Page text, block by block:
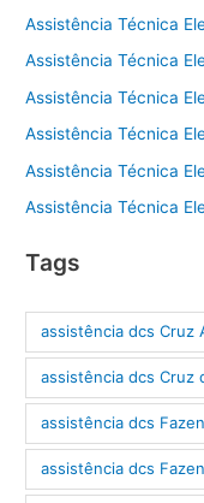
Assistência Técnica
Assistência Técnica
Assistência Técnica
Assistência Técnica
Assistência Técnica
Assistência Técnica
Tags
assistência dcs Cruz
assistência dcs Cruz
assistência dcs
assistência dcs